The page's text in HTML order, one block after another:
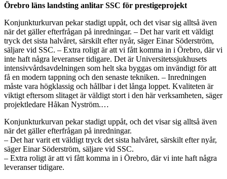
Örebro läns landsting anlitar SSC för prestigeprojekt
Konjunkturkurvan pekar stadigt uppåt, och det visar sig alltså även
när det gäller efterfrågan på inredningar. – Det har varit ett väldigt
tryck det sista halvåret, särskilt efter nyår, säger Einar Söderström,
säljare vid SSC. – Extra roligt är att vi fått komma in i Örebro, där vi
inte haft några leveranser tidigare. Det är Universitetssjukhusets
intensivvårdsavdelningen som helt ska byggas om invändigt för att
få en modern tappning och den senaste tekniken. – Inredningen
måste vara högklassig och hållbar i det långa loppet. Kvaliteten är
viktigt eftersom slitaget är väldigt stort i den här verksamheten, säger
projektledare Håkan Nyström.…
Konjunkturkurvan pekar stadigt uppåt, och det visar sig alltså även
när det gäller efterfrågan på inredningar.
– Det har varit ett väldigt tryck det sista halvåret, särskilt efter nyår,
säger Einar Söderström, säljare vid SSC.
– Extra roligt är att vi fått komma in i Örebro, där vi inte haft några
leveranser tidigare.